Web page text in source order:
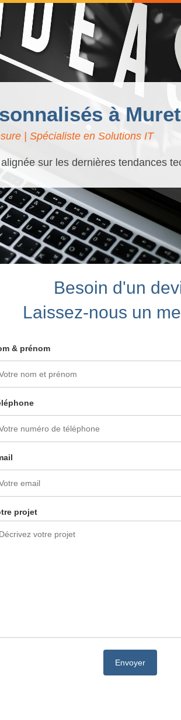
à Muret
| Spécialiste en Solutions IT
sur les dernières tendances
Besoin d'un
Laissez-nous un
& prénom
projet